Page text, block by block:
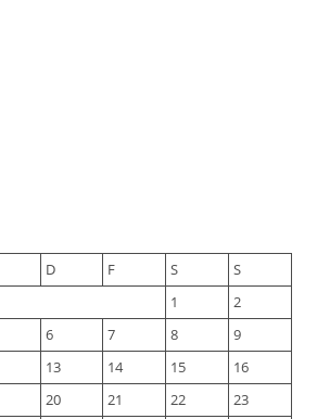
D F S
S
1
2
6 7 8
9
13 14 15
16
20 21 22
23